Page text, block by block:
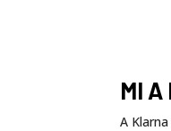
MI A
A